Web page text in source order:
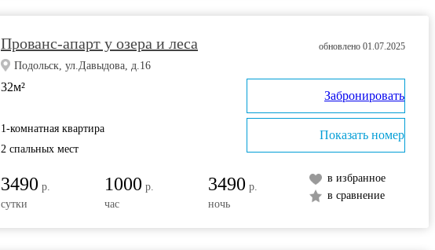
Прованс-апарт у озера и леса
Подольск, ул.Давыдова, д.16
32м²
1-комнатная квартира
2 спальных мест
3490 р.
сутки
1000 р.
час
3490 р.
ночь
обновлено 01.07.2025
в избранное
в сравнение
Забронировать
Показать номер